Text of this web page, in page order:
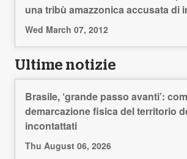
una tribù amazzonica accusata di
Wed March 07, 2012
Ultime notizie
Brasile, ‘grande passo avanti’:
demarcazione fisica del territorio
incontattati
Thu August 06, 2026